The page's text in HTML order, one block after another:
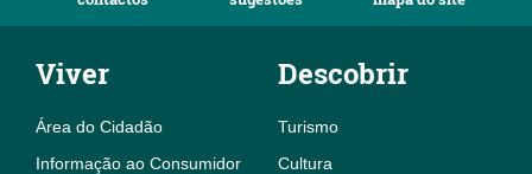
Viver
Área do Cidadão
Informação ao Consumidor
Descobrir
Turismo
Cultura